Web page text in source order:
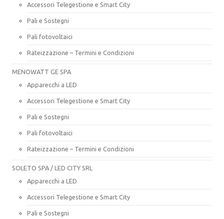
Accessori Telegestione e Smart City
Pali e Sostegni
Pali fotovoltaici
Rateizzazione – Termini e Condizioni
MENOWATT GE SPA
Apparecchi a LED
Accessori Telegestione e Smart City
Pali e Sostegni
Pali fotovoltaici
Rateizzazione – Termini e Condizioni
SOLETO SPA / LED CITY SRL
Apparecchi a LED
Accessori Telegestione e Smart City
Pali e Sostegni